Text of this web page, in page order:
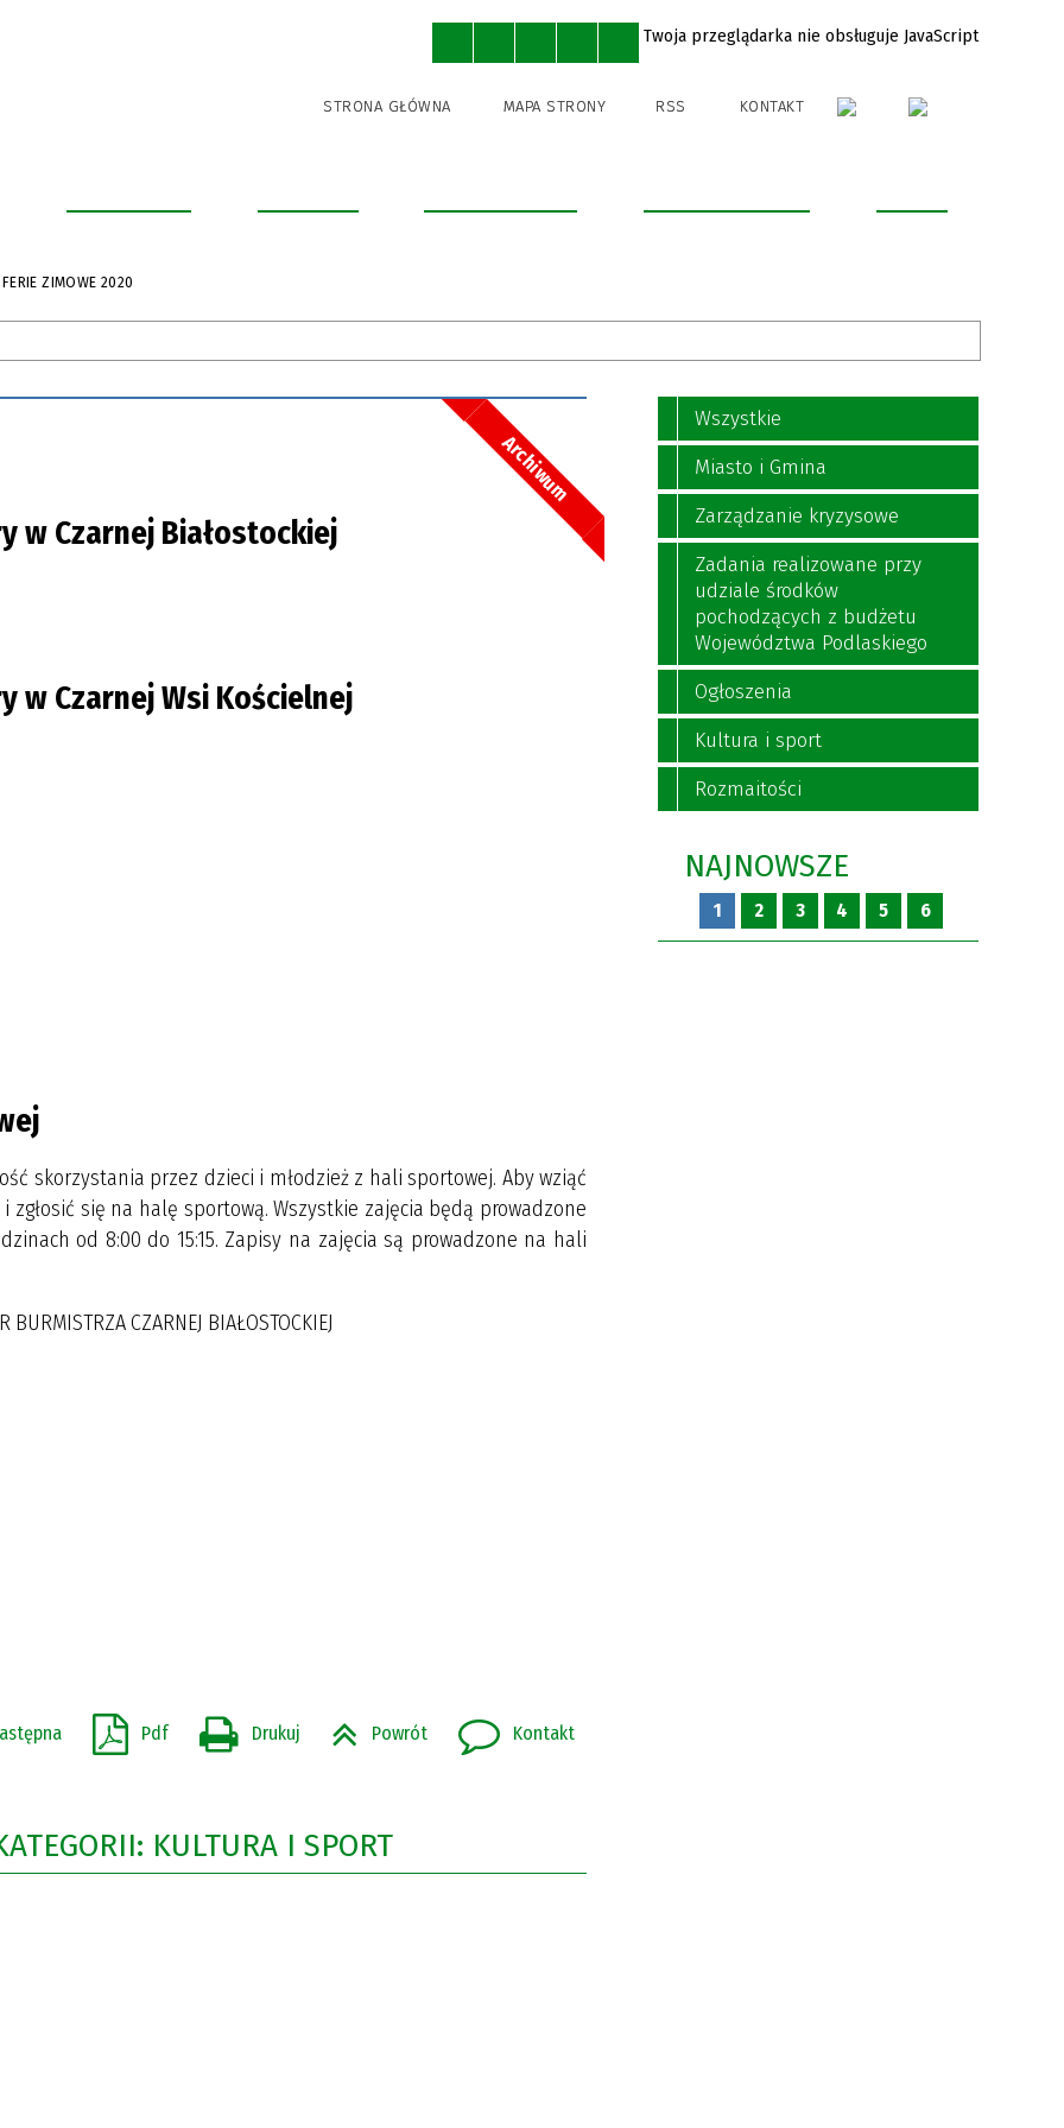
Twoja przeglądarka nie obsługuje JavaScript
STRONA GŁÓWNA MAPA STRONY RSS KONTAKT
FERIE ZIMOWE 2020
Archiwum
w Czarnej Białostockiej
w Czarnej Wsi Kościelnej
skorzystania przez dzieci i młodzież z hali sportowej. Aby wziąć
się na halę sportową. Wszystkie zajęcia będą prowadzone
od 8:00 do 15:15. Zapisy na zajęcia są prowadzone na hali
CZARNEJ BIAŁOSTOCKIEJ
Pdf Drukuj Powrót Kontakt
KULTURA I SPORT
Wszystkie
Miasto i Gmina
Zarządzanie kryzysowe
Zadania realizowane przy
udziale środków
pochodzących z budżetu
Województwa Podlaskiego
Ogłoszenia
Kultura i sport
Rozmaitości
NAJNOWSZE
1 2 3 4 5 6